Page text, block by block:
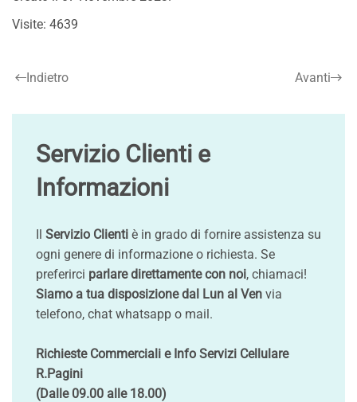
Visite: 4639
Indietro Avanti
Servizio Clienti e
Informazioni
Il Servizio Clienti è in grado di fornire assistenza su
ogni genere di informazione o richiesta. Se
preferirci parlare direttamente con noi, chiamaci!
Siamo a tua disposizione dal Lun al Ven via
telefono, chat whatsapp o mail.
Richieste Commerciali e Info Servizi Cellulare
R.Pagini
(Dalle 09.00 alle 18.00)